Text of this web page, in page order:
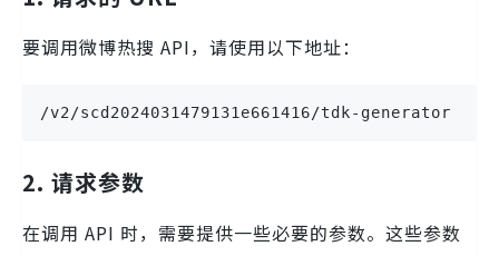
要调用微博热搜 API，请使用以下地址：
/v2/scd2024031479131e661416/tdk-generator
2. 请求参数
在调用 API 时，需要提供一些必要的参数。这些参数